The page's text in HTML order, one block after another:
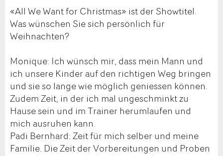
«All We Want for Christmas» ist der Showtitel.
Was wünschen Sie sich persönlich für
Weihnachten?
Monique: Ich wünsch mir, dass mein Mann und
ich unsere Kinder auf den richtigen Weg bringen
und sie so lange wie möglich geniessen können.
Zudem Zeit, in der ich mal ungeschminkt zu
Hause sein und im Trainer herumlaufen und
mich ausruhen kann.
Padi Bernhard: Zeit für mich selber und meine
Familie. Die Zeit der Vorbereitungen und Proben